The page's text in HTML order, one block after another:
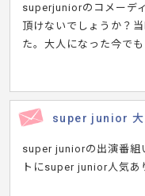
superjuniorのコメーデ
頂けないでしょうか？
た。大人になった今で
super junior 大
super juniorの出演番
トにsuper junior人気あ